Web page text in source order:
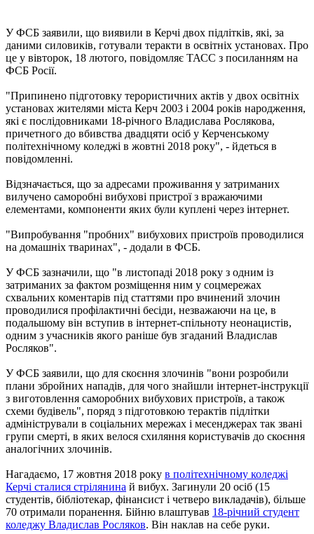
У ФСБ заявили, що виявили в Керчі двох підлітків, які, за
даними силовиків, готували теракти в освітніх установах. Про
це у вівторок, 18 лютого, повідомляє ТАСС з посиланням на
ФСБ Росії.
"Припинено підготовку терористичних актів у двох освітніх
установах жителями міста Керч 2003 і 2004 років народження,
які є послідовниками 18-річного Владислава Рослякова,
причетного до вбивства двадцяти осіб у Керченському
політехнічному коледжі в жовтні 2018 року", - йдеться в
повідомленні.
Відзначається, що за адресами проживання у затриманих
вилучено саморобні вибухові пристрої з вражаючими
елементами, компоненти яких були куплені через інтернет.
"Випробування "пробних" вибухових пристроїв проводилися
на домашніх тваринах", - додали в ФСБ.
У ФСБ зазначили, що "в листопаді 2018 року з одним із
затриманих за фактом розміщення ним у соцмережах
схвальних коментарів під статтями про вчинений злочин
проводилися профілактичні бесіди, незважаючи на це, в
подальшому він вступив в інтернет-спільноту неонацистів,
одним з учасників якого раніше був згаданий Владислав
Росляков".
У ФСБ заявили, що для скоєння злочинів "вони розробили
плани збройних нападів, для чого знайшли інтернет-інструкції
з виготовлення саморобних вибухових пристроїв, а також
схеми будівель", поряд з підготовкою терактів підлітки
адміністрували в соціальних мережах і месенджерах так звані
групи смерті, в яких велося схиляння користувачів до скоєння
аналогічних злочинів.
Нагадаємо, 17 жовтня 2018 року в політехнічному коледжі
Керчі сталися стрілянина й вибух. Загинули 20 осіб (15
студентів, бібліотекар, фінансист і четверо викладачів), більше
70 отримали поранення. Бійню влаштував 18-річний студент
коледжу Владислав Росляков. Він наклав на себе руки.